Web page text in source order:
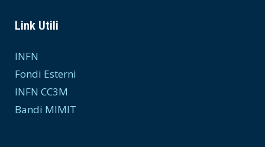
Link Utili
INFN
Fondi Esterni
INFN CC3M
Bandi MIMIT